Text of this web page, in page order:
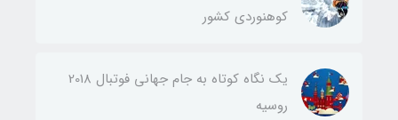
کوهنوردی کشور
یک نگاه کوتاه به جام جهانی فوتبال 2018
روسیه